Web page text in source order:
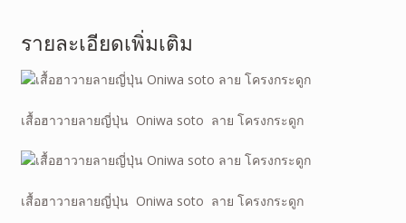
รายละเอียดเพิ่มเติม
เสื้อฮาวายลายญี่ปุ่น Oniwa soto ลาย โครงกระดูก
เสื้อฮาวายลายญี่ปุ่น Oniwa soto ลาย โครงกระดูก